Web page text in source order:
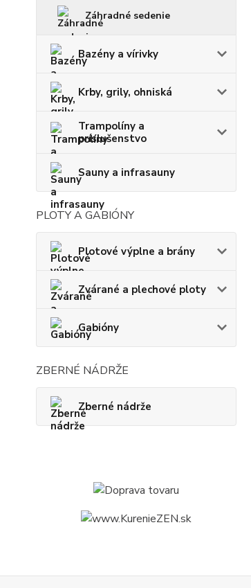
Záhradné sedenie
Bazény a vírivky
Krby, grily, ohniská
Trampolíny a
príslušenstvo
Sauny a infrasauny
PLOTY A GABIÓNY
Plotové výplne a brány
Zvárané a plechové ploty
Gabióny
ZBERNÉ NÁDRŽE
Zberné nádrže